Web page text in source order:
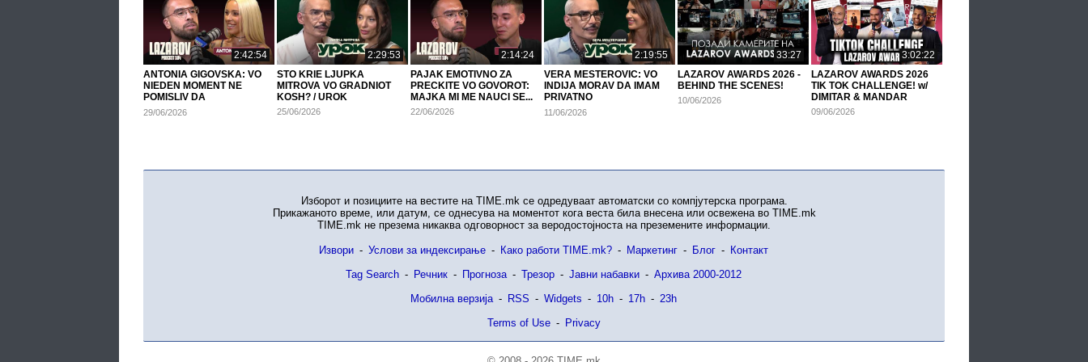
2:42:54
ANTONIA GIGOVSKA: VO
NIEDEN MOMENT NE
POMISLIV DA
ABORTIRAM...
29/06/2026
2:29:53
STO KRIE LJUPKA
MITROVA VO GRADNIOT
KOSH? / UROK
25/06/2026
2:14:24
PAJAK EMOTIVNO ZA
PRECKITE VO GOVOROT:
MAJKA MI ME NAUCI SE...
22/06/2026
2:19:55
VERA MESTEROVIC: VO
INDIJA MORAV DA IMAM
PRIVATNO
OBEZBEDUVANJE..
11/06/2026
33:27
LAZAROV AWARDS 2026 -
BEHIND THE SCENES!
10/06/2026
3:02:22
LAZAROV AWARDS 2026
TIK TOK CHALLENGE! w/
DIMITAR & MANDAR
09/06/2026
Изборот и позициите на вестите на TIME.mk се одредуваат автоматски со компјутерска програма.
Прикажаното време, или датум, се однесува на моментот кога веста била внесена или освежена во TIME.mk
TIME.mk не презема никаква одговорност за веродостојноста на преземените информации.
Извори - Услови за индексирање - Како работи TIME.mk? - Маркетинг - Блог - Контакт
Tag Search - Речник - Прогноза - Трезор - Јавни набавки - Архива 2000-2012
Мобилна верзија - RSS - Widgets - 10h - 17h - 23h
Terms of Use - Privacy